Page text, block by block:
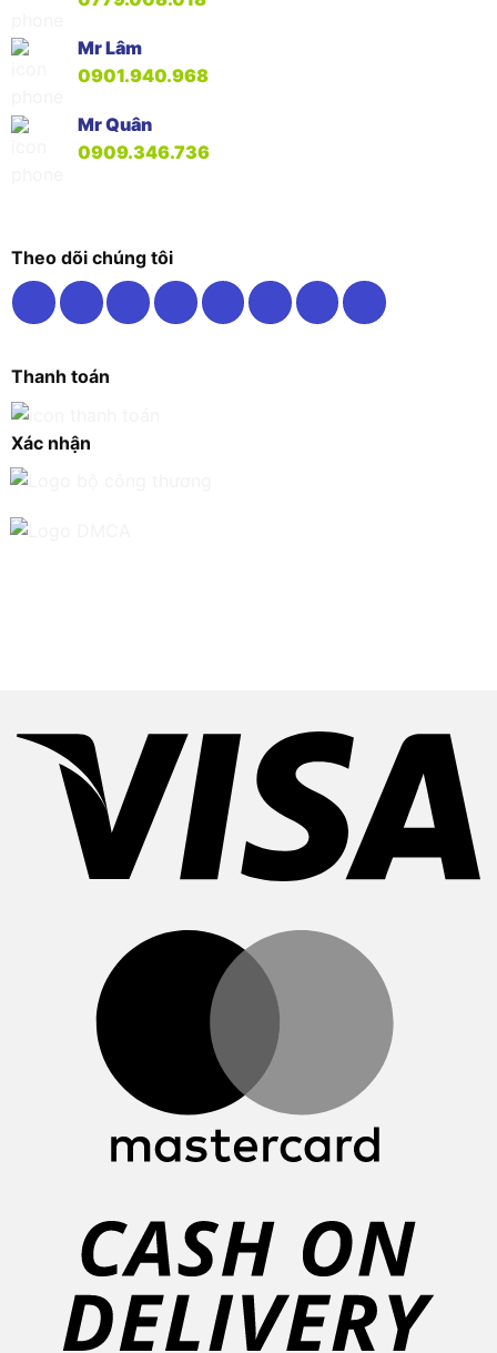
Mr Lâm
0901.940.968
Mr Quân
0909.346.736
Theo dõi chúng tôi
Thanh toán
Xác nhận